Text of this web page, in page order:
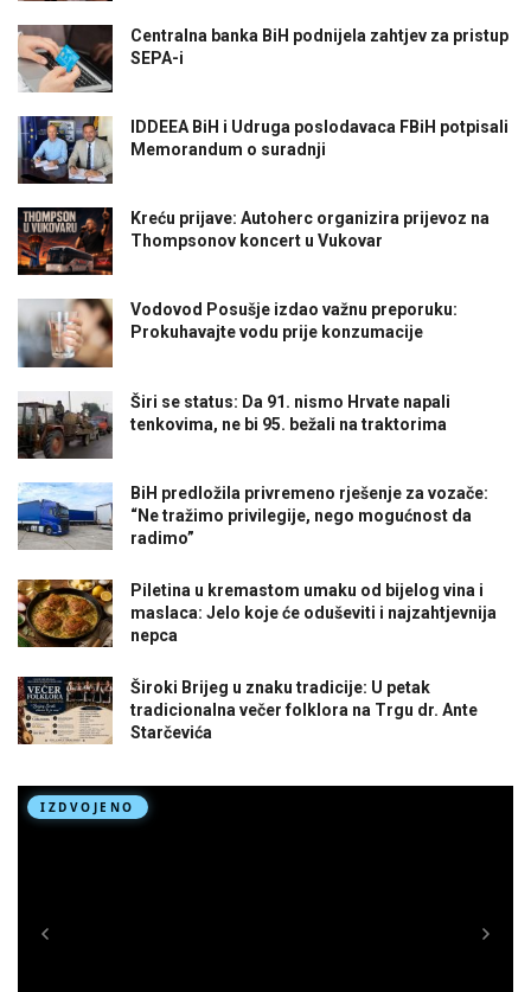
Centralna banka BiH podnijela zahtjev za pristup
SEPA-i
IDDEEA BiH i Udruga poslodavaca FBiH potpisali
Memorandum o suradnji
Kreću prijave: Autoherc organizira prijevoz na
Thompsonov koncert u Vukovar
Vodovod Posušje izdao važnu preporuku:
Prokuhavajte vodu prije konzumacije
Širi se status: Da 91. nismo Hrvate napali
tenkovima, ne bi 95. bežali na traktorima
BiH predložila privremeno rješenje za vozače:
“Ne tražimo privilegije, nego mogućnost da
radimo”
Piletina u kremastom umaku od bijelog vina i
maslaca: Jelo koje će oduševiti i najzahtjevnija
nepca
Široki Brijeg u znaku tradicije: U petak
tradicionalna večer folklora na Trgu dr. Ante
Starčevića